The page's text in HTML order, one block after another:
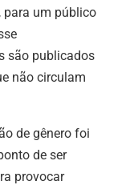
para um público
são publicados
não circulam
de gênero foi
de ser
provocar